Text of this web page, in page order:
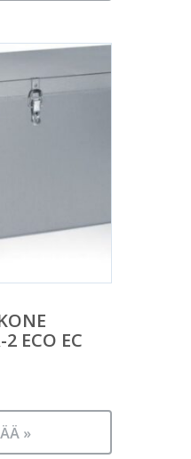
ECO EC
»